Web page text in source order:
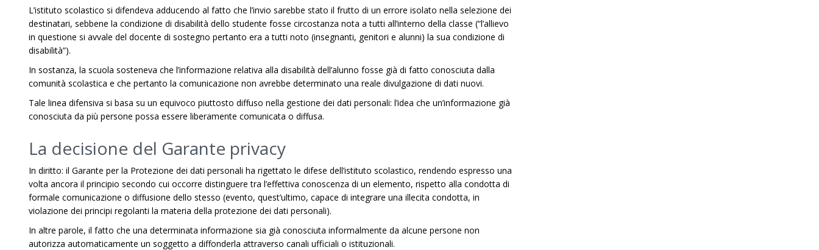
L’istituto scolastico si difendeva adducendo al fatto che l’invio sarebbe stato il frutto di un errore isolato nella selezione dei
destinatari, sebbene la condizione di disabilità dello studente fosse circostanza nota a tutti all’interno della classe (“l’allievo
in questione si avvale del docente di sostegno pertanto era a tutti noto (insegnanti, genitori e alunni) la sua condizione di
disabilità”).
In sostanza, la scuola sosteneva che l’informazione relativa alla disabilità dell’alunno fosse già di fatto conosciuta dalla
comunità scolastica e che pertanto la comunicazione non avrebbe determinato una reale divulgazione di dati nuovi.
Tale linea difensiva si basa su un equivoco piuttosto diffuso nella gestione dei dati personali: l’idea che un’informazione già
conosciuta da più persone possa essere liberamente comunicata o diffusa.
La decisione del Garante privacy
In diritto: il Garante per la Protezione dei dati personali ha rigettato le difese dell’istituto scolastico, rendendo espresso una
volta ancora il principio secondo cui occorre distinguere tra l’effettiva conoscenza di un elemento, rispetto alla condotta di
formale comunicazione o diffusione dello stesso (evento, quest’ultimo, capace di integrare una illecita condotta, in
violazione dei principi regolanti la materia della protezione dei dati personali).
In altre parole, il fatto che una determinata informazione sia già conosciuta informalmente da alcune persone non
autorizza automaticamente un soggetto a diffonderla attraverso canali ufficiali o istituzionali.